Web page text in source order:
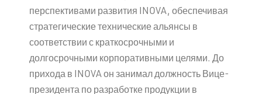
перспективами развития INOVA, обеспечивая
стратегические технические альянсы в
соответствии с краткосрочными и
долгосрочными корпоративными целями. До
прихода в INOVA он занимал должность Вице-
президента по разработке продукции в